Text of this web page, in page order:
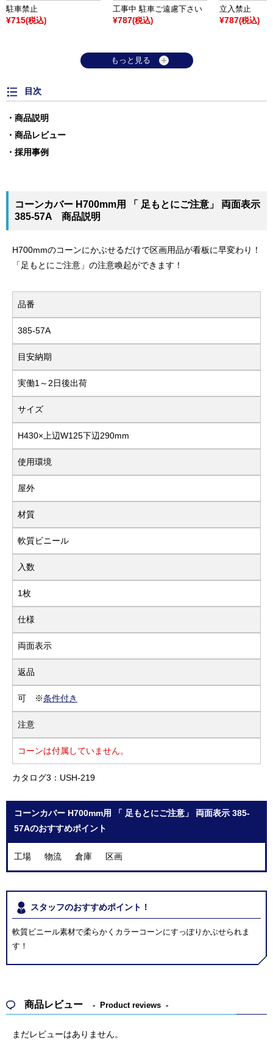
駐車禁止
¥715(税込)
工事中 駐車ご遠慮下さい
¥787(税込)
立入禁止
¥787(税込)
もっと見る
目次
商品説明
商品レビュー
採用事例
コーンカバー H700mm用 「 足もとにご注意」 両面表示
385-57A 商品説明
H700mmのコーンにかぶせるだけで区画用品が看板に早変わり！
「足もとにご注意」の注意喚起ができます！
品番
385-57A
目安納期
実働1～2日後出荷
サイズ
H430×上辺W125下辺290mm
使用環境
屋外
材質
軟質ビニール
入数
1枚
仕様
両面表示
返品
可 ※条件付き
注意
コーンは付属していません。
カタログ3：USH-219
コーンカバー H700mm用 「 足もとにご注意」 両面表示 385-
57Aのおすすめポイント
工場 物流 倉庫 区画
スタッフのおすすめポイント！
軟質ビニール素材で柔らかくカラーコーンにすっぽりかぶせられま
す！
商品レビュー Product reviews
まだレビューはありません。